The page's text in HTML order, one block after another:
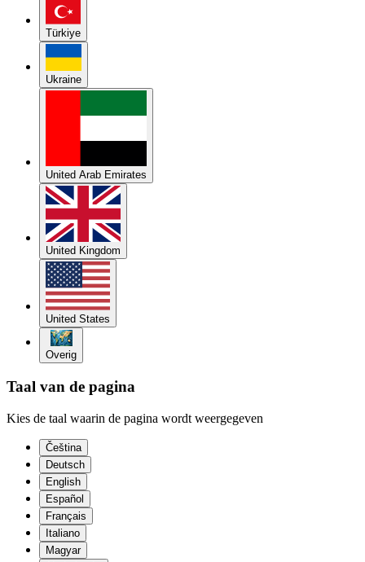
Türkiye
Ukraine
United Arab Emirates
United Kingdom
United States
Overig
Taal van de pagina
Kies de taal waarin de pagina wordt weergegeven
Čeština
Deutsch
English
Español
Français
Italiano
Magyar